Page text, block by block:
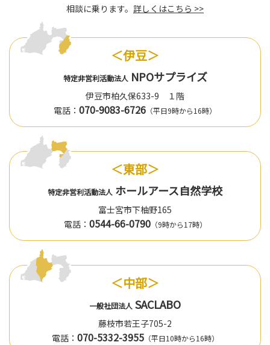
相談に乗ります。 詳しくはこちら >>
＜伊豆＞
特定非営利活動法人 NPOサプライズ
伊豆市柏久保633-9 １階
電話： 070-9083-6726 （平日9時から16時）
＜東部＞
特定非営利活動法人 ホールアース自然学校
富士宮市下柚野165
電話： 0544-66-0790（9時から17時）
＜中部＞
一般社団法人 SACLABO
藤枝市若王子705-2
電話： 070-5332-3955（平日10時から16時）